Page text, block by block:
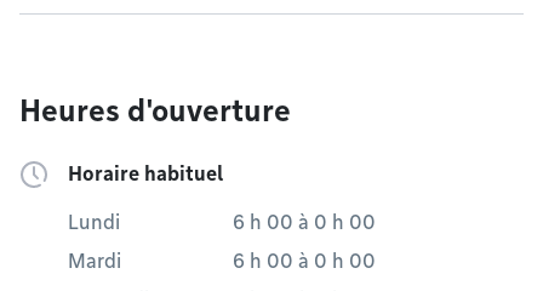
Heures d'ouverture
Horaire habituel
Lundi 6 h 00 à 0 h 00
Mardi
6 h 00 à 0 h 00